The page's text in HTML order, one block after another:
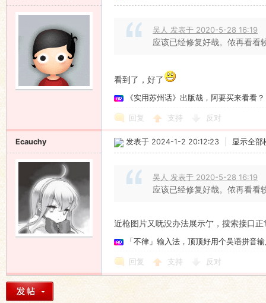
吴人 发表于 2020-5-28 16:19
应该已经修复好哉。侬再看看
看到了，好了
《实用苏州话》出版哉，阿要买来看看？
回复 支持 反对
Ecauchy 发表于 2024-1-2 20:12:23 显示全部
吴人 发表于 2020-5-28 16:19
应该已经修复好哉。侬再看看
近枪图片又呒没办法展示亇，搜索接口
「不律」输入法，顶顶好用个吴语拼音
回复 支持 反对